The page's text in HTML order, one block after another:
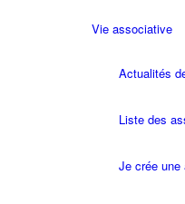
Vie associative
Actualités
Liste des
Je crée une